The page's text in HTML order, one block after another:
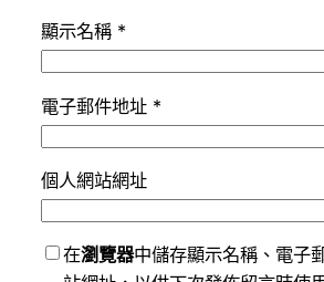
顯示名稱 *
電子郵件地址 *
個人網站網址
在瀏覽器中儲存顯示名稱、電子